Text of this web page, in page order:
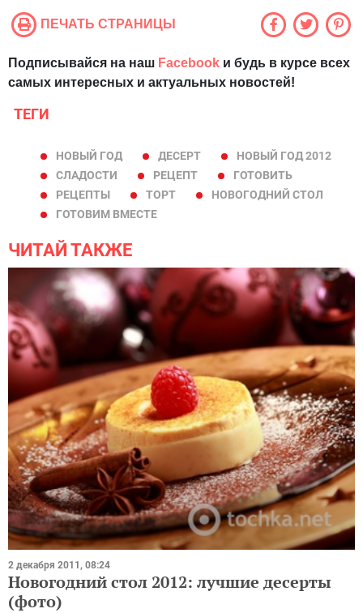
ПЕЧАТЬ СТРАНИЦЫ
Подписывайся на наш Facebook и будь в курсе всех
самых интересных и актуальных новостей!
ТЕГИ
НОВЫЙ ГОД ДЕСЕРТ
НОВЫЙ ГОД 2012
СЛАДОСТИ
РЕЦЕПТ
ГОТОВИТЬ
РЕЦЕПТЫ
ТОРТ
НОВОГОДНИЙ СТОЛ
ГОТОВИМ ВМЕСТЕ
ЧИТАЙ ТАКЖЕ
2 декабря 2011, 08:24
Новогодний стол 2012: лучшие десерты
(фото)